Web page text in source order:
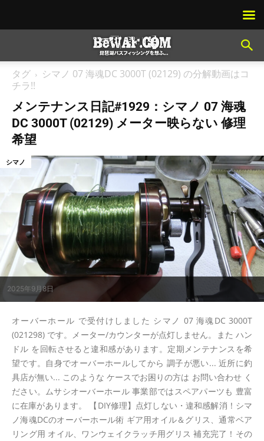
タグ
シマノ 07 海魂DC 3000T (02129) の分解動画はコ
チラ!!
メンテナンス日記#1929：シマノ 07 海魂
DC 3000T (02129) メーター映らない 修理
希望
2025年9月8日
シマノ
オーバーホール で受付けしました シマノ 07 海魂DC 3000T
(021298) です。メーター/カウンターが点灯しません。また ハン
ドル を回転させると違和感があります。定期メンテナンスを希
望です。自身でオーバーホールしてから 調子が悪い... 近所に釣
具店が無い... このような ケースでお困りの方は お問い合わせ く
ださい。ムサシオーバーホール 事業部ではスペアパーツも 豊富
に在庫があります。 【DIY修理】点灯しない・違和感解消！シマ
ノ海魂DCのオーバーホール術 ギア用オイル＆グリス、通常ベア
リング用 オイル、ワンウェイクラッチ用グリス 補充完了！その